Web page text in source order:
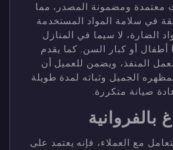
معتمدة ومضمونة المصدر، مما
في سلامة المواد المستخدمة
الضارة، لا سيما في المنازل
أطفال أو كبار السن. كما يقدم
المنفذ، ويضمن للعميل أن
الجميل وثباته لمدة طويلة
صيانة متكررة.
بالفروانية
مع العملاء، فإنه يعتمد على